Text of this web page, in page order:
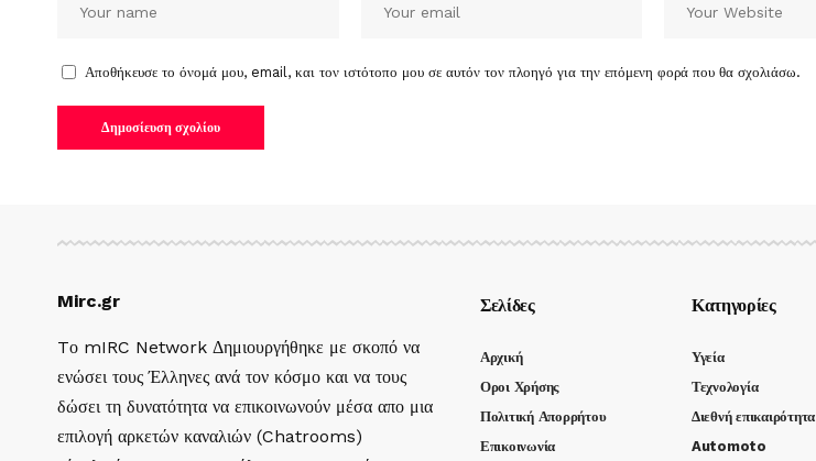
Αποθήκευσε το όνομά μου, email, και τον ιστότοπο μου σε αυτόν τον πλοηγό για την επόμενη φορά που θα σχολιάσω.
Mirc.gr
Tο mIRC Network Δημιουργήθηκε με σκοπό να
ενώσει τους Έλληνες ανά τον κόσμο και να τους
δώσει τη δυνατότητα να επικοινωνούν μέσα απο μια
επιλογή αρκετών καναλιών (Chatrooms)
Σελίδες
Αρχική
Οροι Χρήσης
Πολιτική Απορρήτου
Επικοινωνία
Κατηγορίες
Υγεία
Τεχνολογία
Διεθνή επικαιρότητα
Automoto